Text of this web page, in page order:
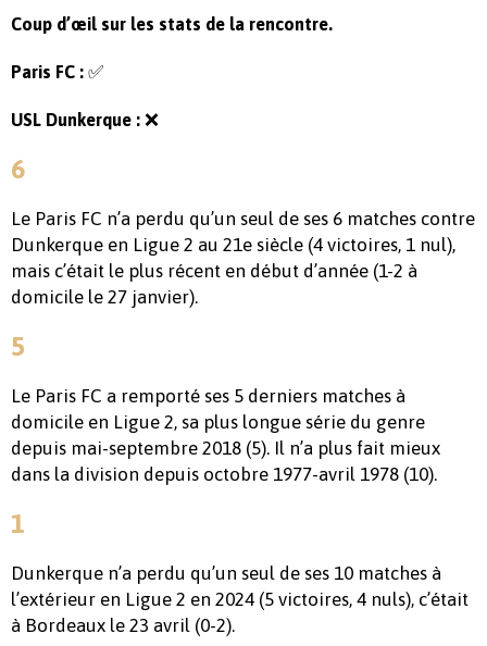
Coup d’œil sur les stats de la rencontre.
Paris FC : ✅
USL Dunkerque : ❌
6
Le Paris FC n’a perdu qu’un seul de ses 6 matches contre
Dunkerque en Ligue 2 au 21e siècle (4 victoires, 1 nul),
mais c’était le plus récent en début d’année (1-2 à
domicile le 27 janvier).
5
Le Paris FC a remporté ses 5 derniers matches à
domicile en Ligue 2, sa plus longue série du genre
depuis mai-septembre 2018 (5). Il n’a plus fait mieux
dans la division depuis octobre 1977-avril 1978 (10).
1
Dunkerque n’a perdu qu’un seul de ses 10 matches à
l’extérieur en Ligue 2 en 2024 (5 victoires, 4 nuls), c’était
à Bordeaux le 23 avril (0-2).